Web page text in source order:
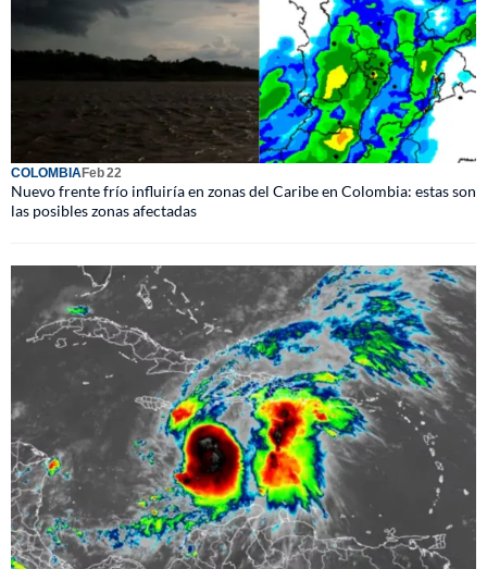
COLOMBIAFeb 22
Nuevo frente frío influiría en zonas del Caribe en Colombia: estas son
las posibles zonas afectadas